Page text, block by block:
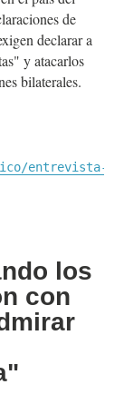
de
declarar a
y atacarlos
bilaterales.
entrevista-
los
con